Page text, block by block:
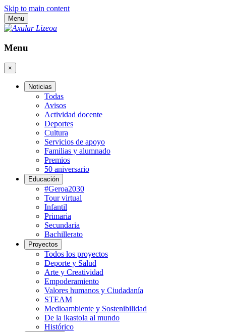
Skip to main content
Menu
Menu
×
Noticias
Todas
Avisos
Actividad docente
Deportes
Cultura
Servicios de apoyo
Familias y alumnado
Premios
50 aniversario
Educación
#Geroa2030
Tour virtual
Infantil
Primaria
Secundaria
Bachillerato
Proyectos
Todos los proyectos
Deporte y Salud
Arte y Creatividad
Empoderamiento
Valores humanos y Ciudadanía
STEAM
Medioambiente y Sostenibilidad
De la ikastola al mundo
Histórico